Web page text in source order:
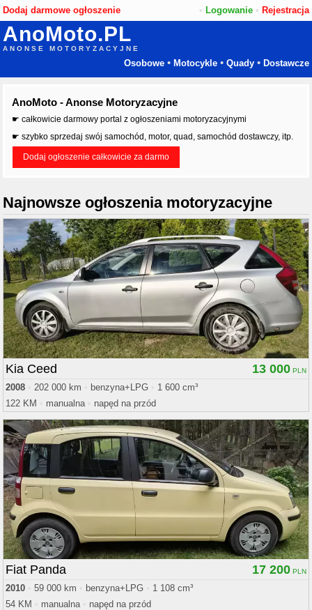
Dodaj darmowe ogłoszenie • Logowanie• Rejestracja
AnoMoto.PL
ANONSE MOTORYZACYJNE
Osobowe• Motocykle• Quady• Dostawcze
AnoMoto - Anonse Motoryzacyjne
☛ całkowicie darmowy portal z ogłoszeniami motoryzacyjnymi
☛ szybko sprzedaj swój samochód, motor, quad, samochód dostawczy, itp.
Dodaj ogłoszenie całkowicie za darmo
Najnowsze ogłoszenia motoryzacyjne
Kia Ceed 13 000
2008 202 000 km benzyna+LPG
1 600 cm³
122 KM
manualna napęd na przód
Fiat Panda 17 200
2010 •59 000 km benzyna+LPG
1 108 cm³
54 KM
manualna napęd na przód